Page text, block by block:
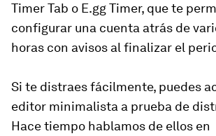
Timer Tab o E.gg Timer, que te
configurar una cuenta atrás de
horas con avisos al finalizar el
Si te distraes fácilmente, puedes
editor minimalista a prueba de
Hace tiempo hablamos de ellos en